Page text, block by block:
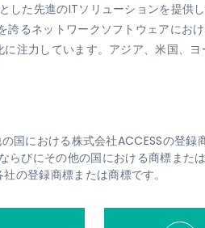
た先進のITソリューションを提供
るネットワークソフトウェアにお
注力しています。アジア、米国、
国における株式会社ACCESSの登録
びにその他の国における商標または
の登録商標または商標です。